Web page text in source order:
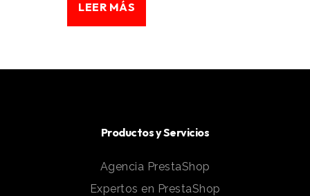
LEER MÁS
Productos y Servicios
Agencia PrestaShop
Expertos en PrestaShop